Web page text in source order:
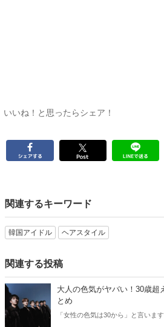
いいね！と思ったらシェア！
関連するキーワード
韓国アイドル ヘアスタイル
関連する投稿
大人の色気がヤバい！30歳超
とめ
「女性の色気は30から」と言いま